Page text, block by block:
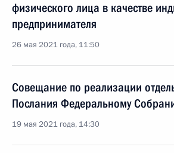
физического лица в качестве
предпринимателя
26 мая 2021 года, 11:50
Совещание по реализации
Послания Федеральному
19 мая 2021 года, 14:30